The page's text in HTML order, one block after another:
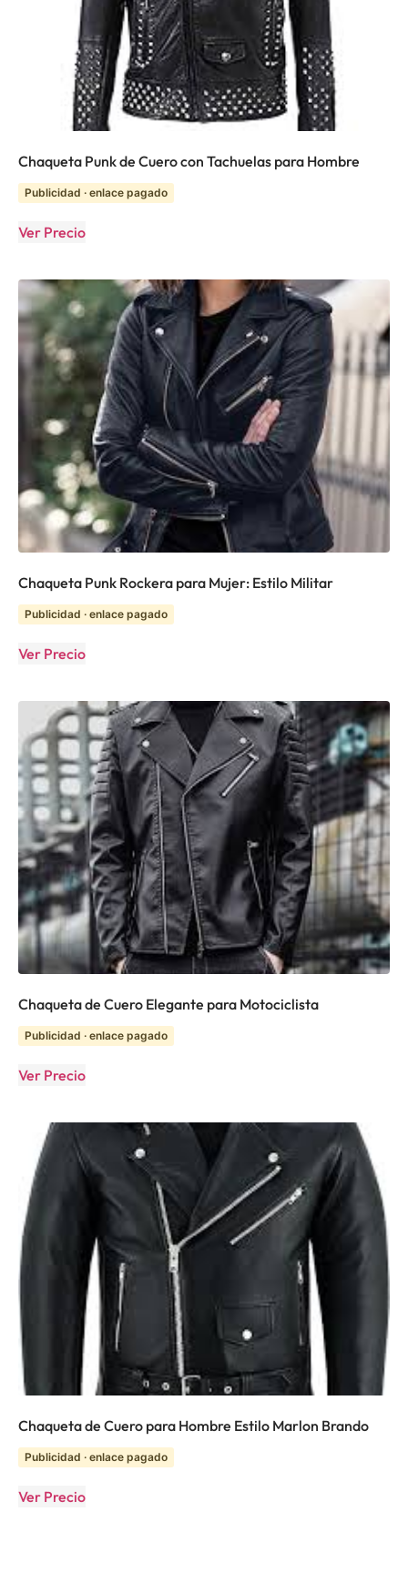
Chaqueta Punk de Cuero con Tachuelas para Hombre
Publicidad · enlace pagado
Ver Precio
Chaqueta Punk Rockera para Mujer: Estilo Militar
Publicidad · enlace pagado
Ver Precio
Chaqueta de Cuero Elegante para Motociclista
Publicidad · enlace pagado
Ver Precio
Chaqueta de Cuero para Hombre Estilo Marlon Brando
Publicidad · enlace pagado
Ver Precio